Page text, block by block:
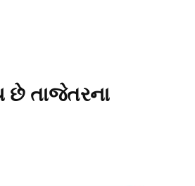
છે તાજેતરના